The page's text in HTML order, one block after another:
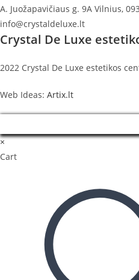
A. Juožapavičiaus g. 9A Vilnius,
info@crystaldeluxe.lt
Crystal De Luxe
2022 Crystal De Luxe estetikos
Web Ideas: Artix.lt
×
Cart